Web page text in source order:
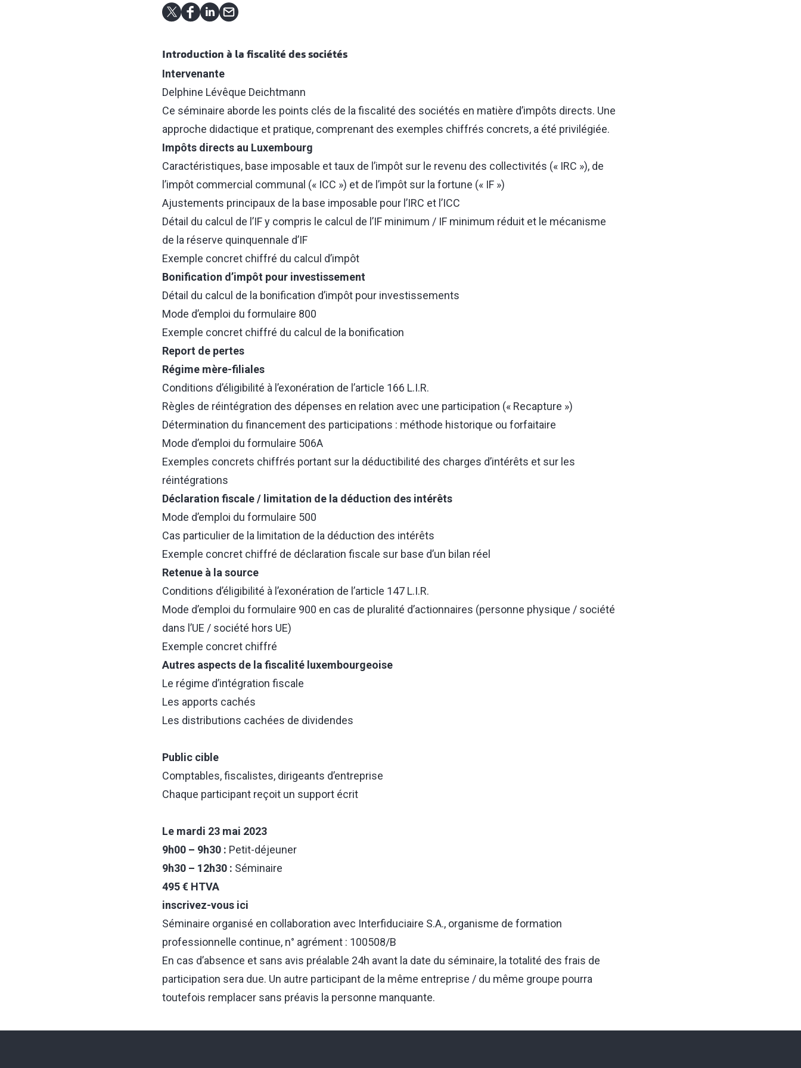
Introduction à la fiscalité des sociétés
Intervenante
Delphine Lévêque Deichtmann
Ce séminaire aborde les points clés de la fiscalité des sociétés en matière d’impôts directs. Une
approche didactique et pratique, comprenant des exemples chiffrés concrets, a été privilégiée.
Impôts directs au Luxembourg
Caractéristiques, base imposable et taux de l’impôt sur le revenu des collectivités (« IRC »), de
l’impôt commercial communal (« ICC ») et de l’impôt sur la fortune (« IF »)
Ajustements principaux de la base imposable pour l’IRC et l’ICC
Détail du calcul de l’IF y compris le calcul de l’IF minimum / IF minimum réduit et le mécanisme
de la réserve quinquennale d’IF
Exemple concret chiffré du calcul d’impôt
Bonification d’impôt pour investissement
Détail du calcul de la bonification d’impôt pour investissements
Mode d’emploi du formulaire 800
Exemple concret chiffré du calcul de la bonification
Report de pertes
Régime mère-filiales
Conditions d’éligibilité à l’exonération de l’article 166 L.I.R.
Règles de réintégration des dépenses en relation avec une participation (« Recapture »)
Détermination du financement des participations : méthode historique ou forfaitaire
Mode d’emploi du formulaire 506A
Exemples concrets chiffrés portant sur la déductibilité des charges d’intérêts et sur les
réintégrations
Déclaration fiscale / limitation de la déduction des intérêts
Mode d’emploi du formulaire 500
Cas particulier de la limitation de la déduction des intérêts
Exemple concret chiffré de déclaration fiscale sur base d’un bilan réel
Retenue à la source
Conditions d’éligibilité à l’exonération de l’article 147 L.I.R.
Mode d’emploi du formulaire 900 en cas de pluralité d’actionnaires (personne physique / société
dans l’UE / société hors UE)
Exemple concret chiffré
Autres aspects de la fiscalité luxembourgeoise
Le régime d’intégration fiscale
Les apports cachés
Les distributions cachées de dividendes
Public cible
Comptables, fiscalistes, dirigeants d’entreprise
Chaque participant reçoit un support écrit
Le mardi 23 mai 2023
9h00 – 9h30 : Petit-déjeuner
9h30 – 12h30 : Séminaire
495 € HTVA
inscrivez-vous ici
Séminaire organisé en collaboration avec Interfiduciaire S.A., organisme de formation
professionnelle continue, n° agrément : 100508/B
En cas d’absence et sans avis préalable 24h avant la date du séminaire, la totalité des frais de
participation sera due. Un autre participant de la même entreprise / du même groupe pourra
toutefois remplacer sans préavis la personne manquante.